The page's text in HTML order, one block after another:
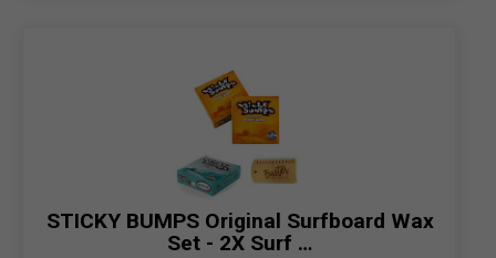
STICKY BUMPS Original Surfboard Wax
Set - 2X Surf …